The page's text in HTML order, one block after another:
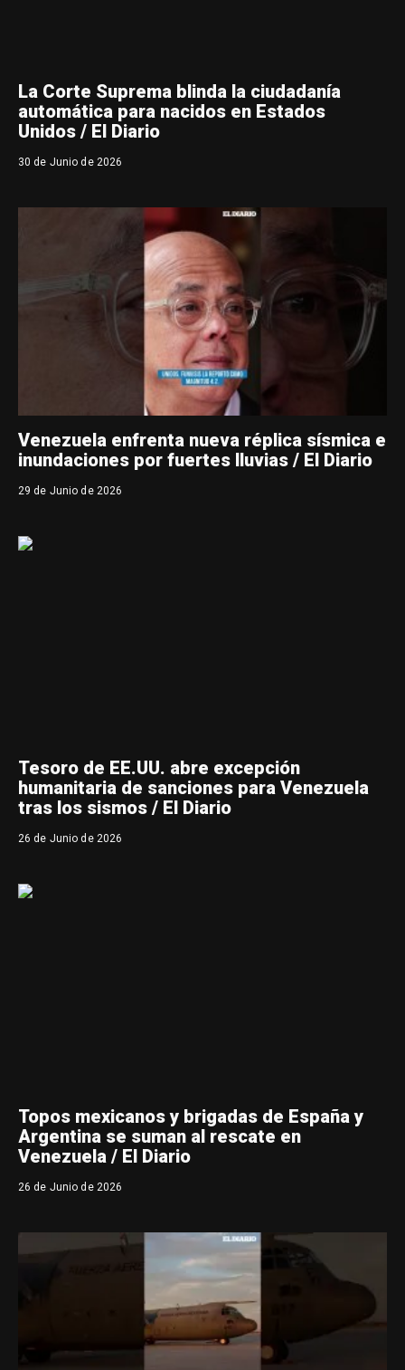
La Corte Suprema blinda la ciudadanía
automática para nacidos en Estados
Unidos / El Diario
30 de Junio de 2026
Venezuela enfrenta nueva réplica sísmica e
inundaciones por fuertes lluvias / El Diario
29 de Junio de 2026
Tesoro de EE.UU. abre excepción
humanitaria de sanciones para Venezuela
tras los sismos / El Diario
26 de Junio de 2026
Topos mexicanos y brigadas de España y
Argentina se suman al rescate en
Venezuela / El Diario
26 de Junio de 2026